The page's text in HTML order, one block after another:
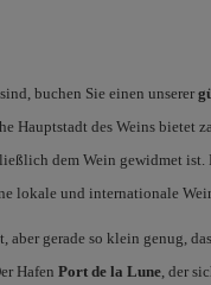
buchen Sie einen unserer
Hauptstadt des Weins bietet
dem Wein gewidmet ist.
lokale und internationale
aber gerade so klein genug,
Hafen Port de la Lune, der